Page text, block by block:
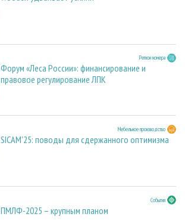
Регион номера
Форум «Леса России»: финансирование и
правовое регулирование ЛПК
Мебельное производство
SICAM'25: поводы для сдержанного оптимизма
События
ПМЛФ-2025 – крупным планом